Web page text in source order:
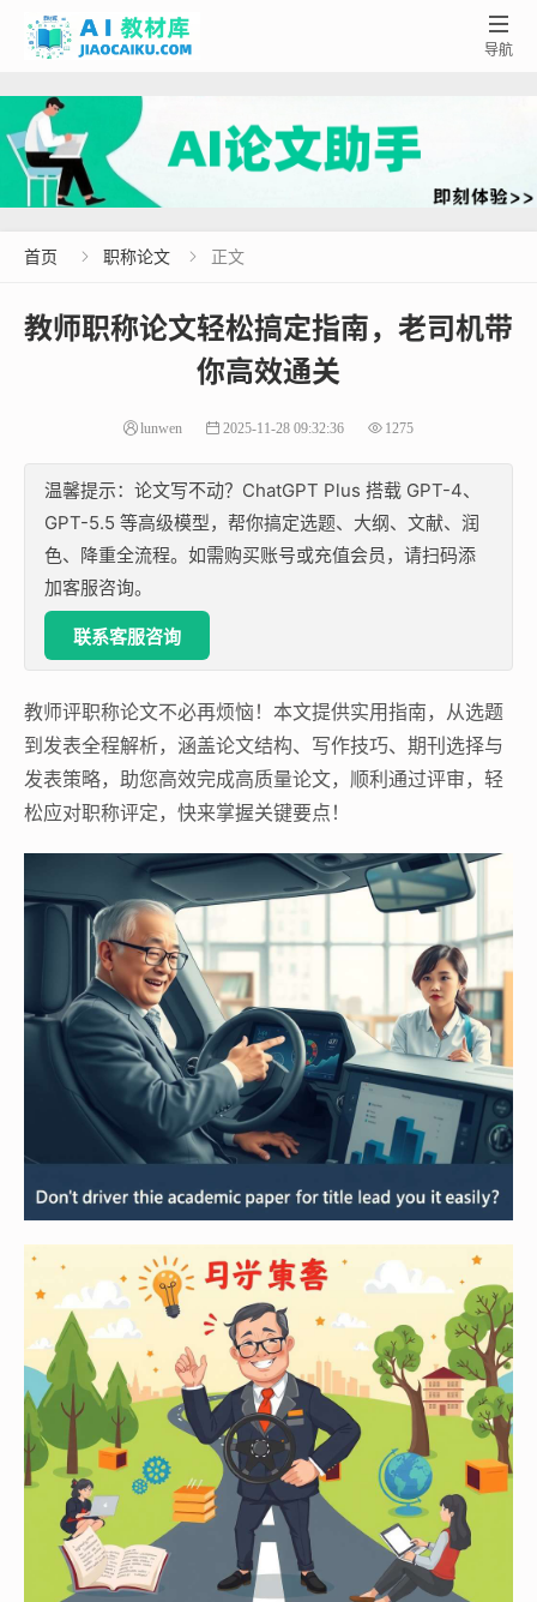

导航
首页  职称论文  正文
教师职称论文轻松搞定指南，老司机带
你高效通关
lunwen 2025-11-28 09:32:36 1275
温馨提示：论文写不动？ChatGPT Plus 搭载 GPT-4、
GPT-5.5 等高级模型，帮你搞定选题、大纲、文献、润
色、降重全流程。如需购买账号或充值会员，请扫码添
加客服咨询。
联系客服咨询
教师评职称论文不必再烦恼！本文提供实用指南，从选题
到发表全程解析，涵盖论文结构、写作技巧、期刊选择与
发表策略，助您高效完成高质量论文，顺利通过评审，轻
松应对职称评定，快来掌握关键要点！